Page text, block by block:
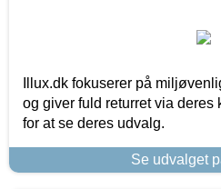
Illux.dk fokuserer på
og giver fuld returret via deres
for at se deres udvalg.
Se udvalget